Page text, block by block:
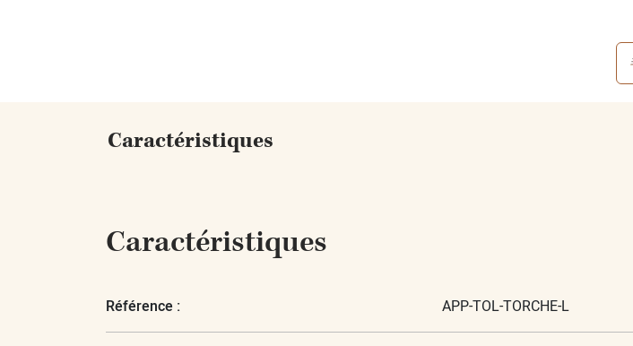
Caractéristiques
Caractéristiques
Référence : APP-TOL-TORCHE-L